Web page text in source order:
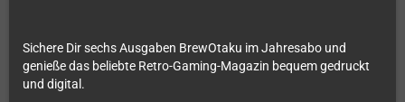
Sichere Dir sechs Ausgaben BrewOtaku im Jahresabo und
genieße das beliebte Retro-Gaming-Magazin bequem gedruckt
und digital.